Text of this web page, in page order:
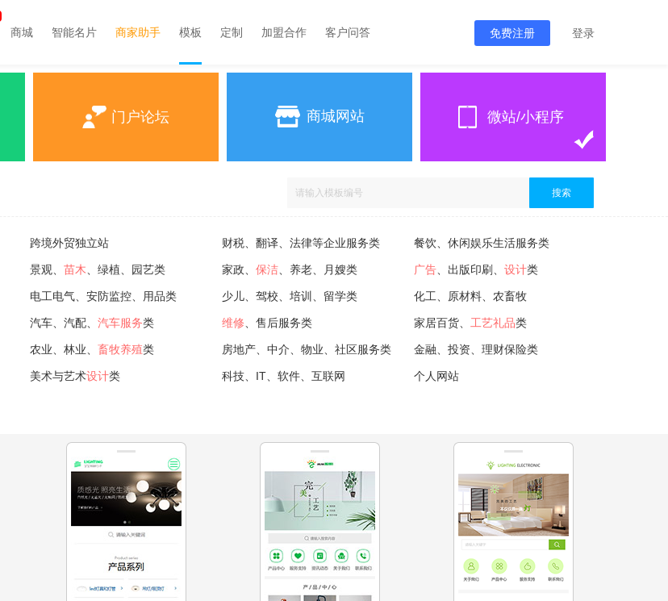
商城 智能名片 商家助手 模板 定制 加盟合作 客户问答 免费注册 登录
门户论坛 商城网站 微站/小程序
搜索
跨境外贸独立站 财税、翻译、法律等企业服务类 餐饮、休闲娱乐生活服务类
景观、 苗木 、绿植、园艺类 家政、 保洁 、养老、月嫂类 广告 、出版印刷、 设计类
电工电气、安防监控、用品类 少儿、驾校、培训、留学类 化工、原材料、农畜牧
汽车、汽配、 汽车服务类 维修 、售后服务类 家居百货、 工艺礼品类
农业、林业、 畜牧养殖类 房地产、中介、物业、社区服务类 金融、投资、理财保险类
美术与艺术设计类 科技、IT、软件、互联网 个人网站